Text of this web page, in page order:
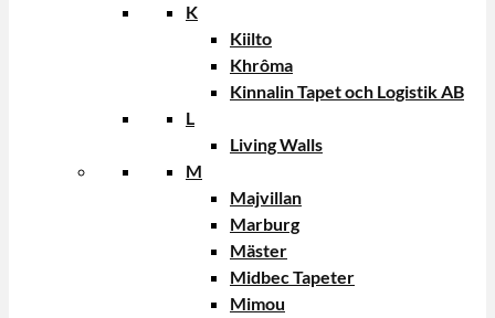
K
Kiilto
Khrôma
Kinnalin Tapet och Logistik AB
L
Living Walls
M
Majvillan
Marburg
Mäster
Midbec Tapeter
Mimou